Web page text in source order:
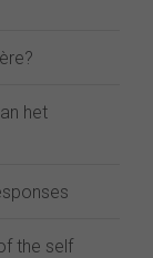
het
the self